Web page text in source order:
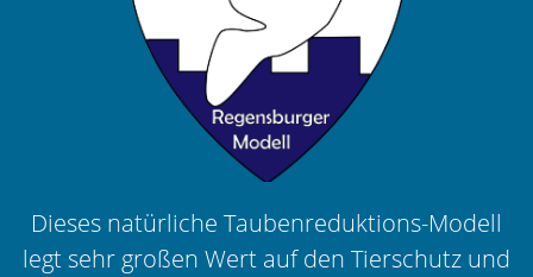
Dieses natürliche Taubenreduktions-Modell
legt sehr großen Wert auf den Tierschutz und